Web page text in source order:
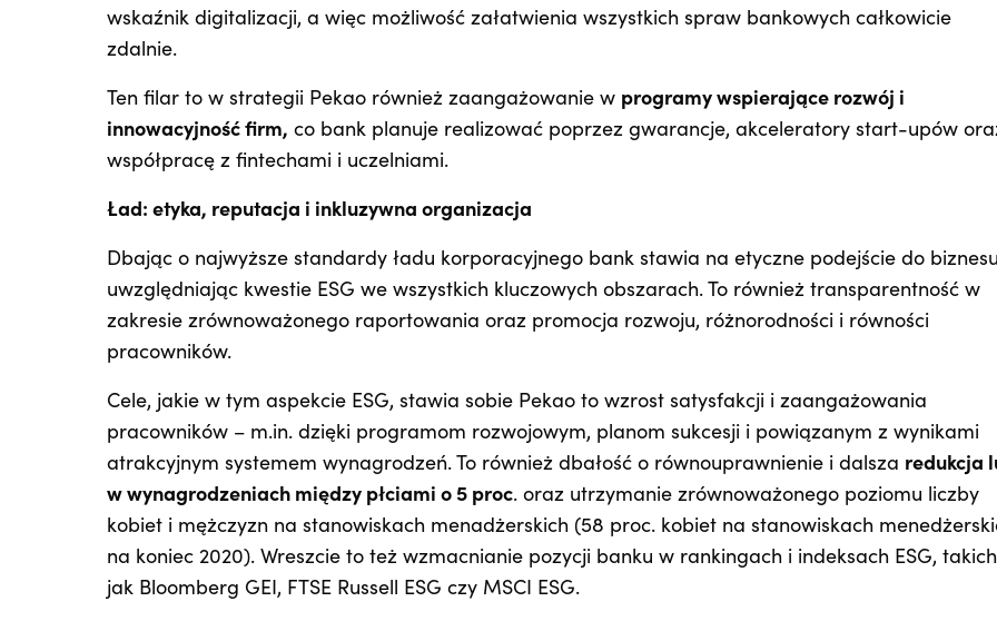
wskaźnik digitalizacji, a więc możliwość załatwienia wszystkich spraw bankowych całkowicie
zdalnie.
Ten filar to w strategii Pekao również zaangażowanie w programy wspierające rozwój i
innowacyjność firm, co bank planuje realizować poprzez gwarancje, akceleratory start-upów
współpracę z fintechami i uczelniami.
Ład: etyka, reputacja i inkluzywna organizacja
Dbając o najwyższe standardy ładu korporacyjnego bank stawia na etyczne podejście do biznesu
uwzględniając kwestie ESG we wszystkich kluczowych obszarach. To również transparentność w
zakresie zrównoważonego raportowania oraz promocja rozwoju, różnorodności i równości
pracowników.
Cele, jakie w tym aspekcie ESG, stawia sobie Pekao to wzrost satysfakcji i zaangażowania
pracowników – m.in. dzięki programom rozwojowym, planom sukcesji i powiązanym z wynikami
atrakcyjnym systemem wynagrodzeń. To również dbałość o równouprawnienie i dalsza redukcja
w wynagrodzeniach między płciami o 5 proc. oraz utrzymanie zrównoważonego poziomu liczby
kobiet i mężczyzn na stanowiskach menadżerskich (58 proc. kobiet na stanowiskach
na koniec 2020). Wreszcie to też wzmacnianie pozycji banku w rankingach i indeksach ESG, takich
jak Bloomberg GEI, FTSE Russell ESG czy MSCI ESG.